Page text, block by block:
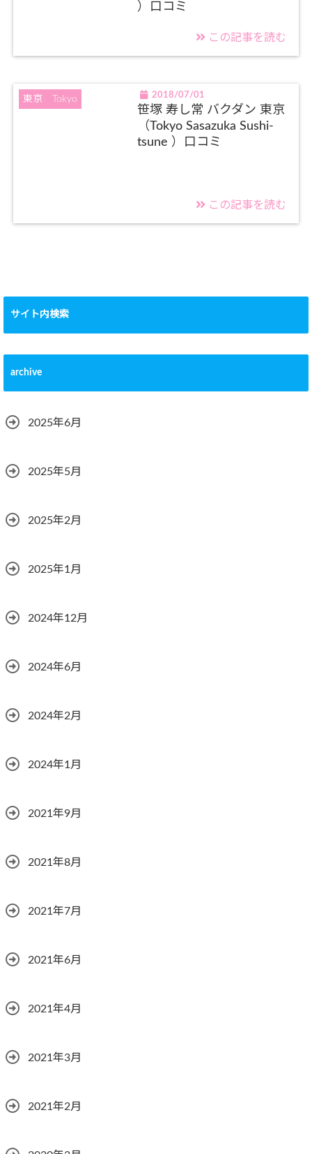
）口コミ
この記事を読む
東京 Tokyo 2018/07/01
笹塚 寿し常 バクダン 東京
（Tokyo Sasazuka Sushi-
tsune ）口コミ
この記事を読む
サイト内検索
archive
2025年6月
2025年5月
2025年2月
2025年1月
2024年12月
2024年6月
2024年2月
2024年1月
2021年9月
2021年8月
2021年7月
2021年6月
2021年4月
2021年3月
2021年2月